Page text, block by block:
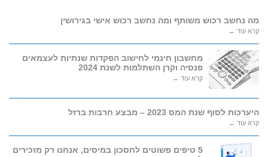
מה נחשב רכוש משותף ומה נחשב רכוש אישי בגירושין
קרא עוד ←
מחשבון חינמי לחישוב הפקדות שנתיות לעצמאים
פנסיה וקרן השתלמות לשנת 2024
קרא עוד ←
היערכות לסוף שנת המס 2023 – מבצע חרבות ברזל
קרא עוד ←
5 טיפים פשוטים לחסכון במיסים, אנחנו רק מזכירים